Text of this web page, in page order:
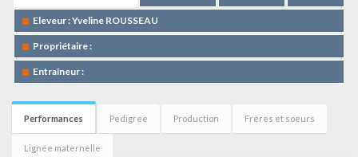
Eleveur : Yveline ROUSSEAU
Propriétaire :
Entraîneur :
Performances Pedigree Production Frères et soeurs
Lignée maternelle